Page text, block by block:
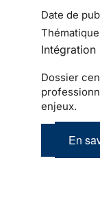
Date de
Intégration
Dossier
enjeux.
En